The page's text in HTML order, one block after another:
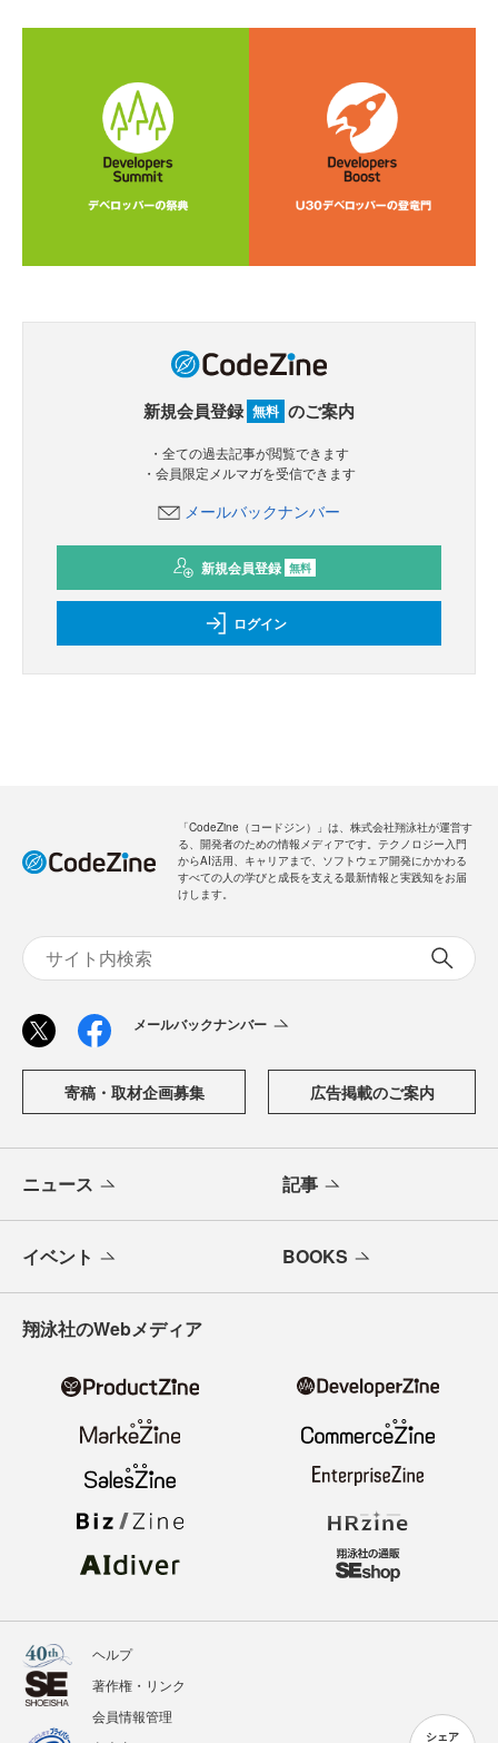
シェア
新規会員登録 無料 のご案内
・全ての過去記事が閲覧できます
・会員限定メルマガを受信できます
メールバックナンバー
新規会員登録 無料
ログイン
「CodeZine（コードジン）」は、株式会社翔泳社が運営す
る、開発者のための情報メディアです。テクノロジー入門
からAI活用、キャリアまで、ソフトウェア開発にかかわる
すべての人の学びと成長を支える最新情報と実践知をお届
けします。
メールバックナンバー
寄稿・取材企画募集 広告掲載のご案内
ニュース 記事
イベント BOOKS
翔泳社のWebメディア
ヘルプ
著作権・リンク
会員情報管理